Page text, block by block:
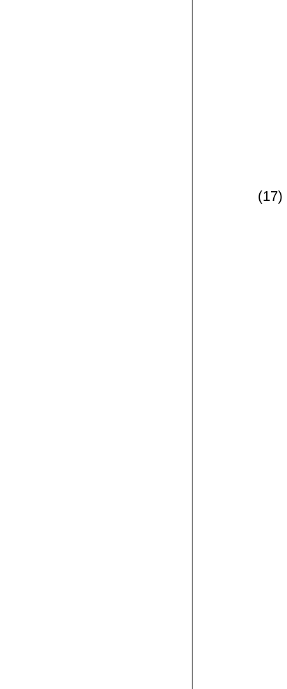
(17)